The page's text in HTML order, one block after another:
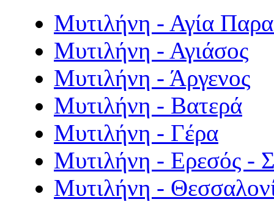
Μυτιλήνη - Αγία
Μυτιλήνη - Αγιάσος
Μυτιλήνη - Άργενος
Μυτιλήνη - Βατερά
Μυτιλήνη - Γέρα
Μυτιλήνη - Ερεσός -
Μυτιλήνη -